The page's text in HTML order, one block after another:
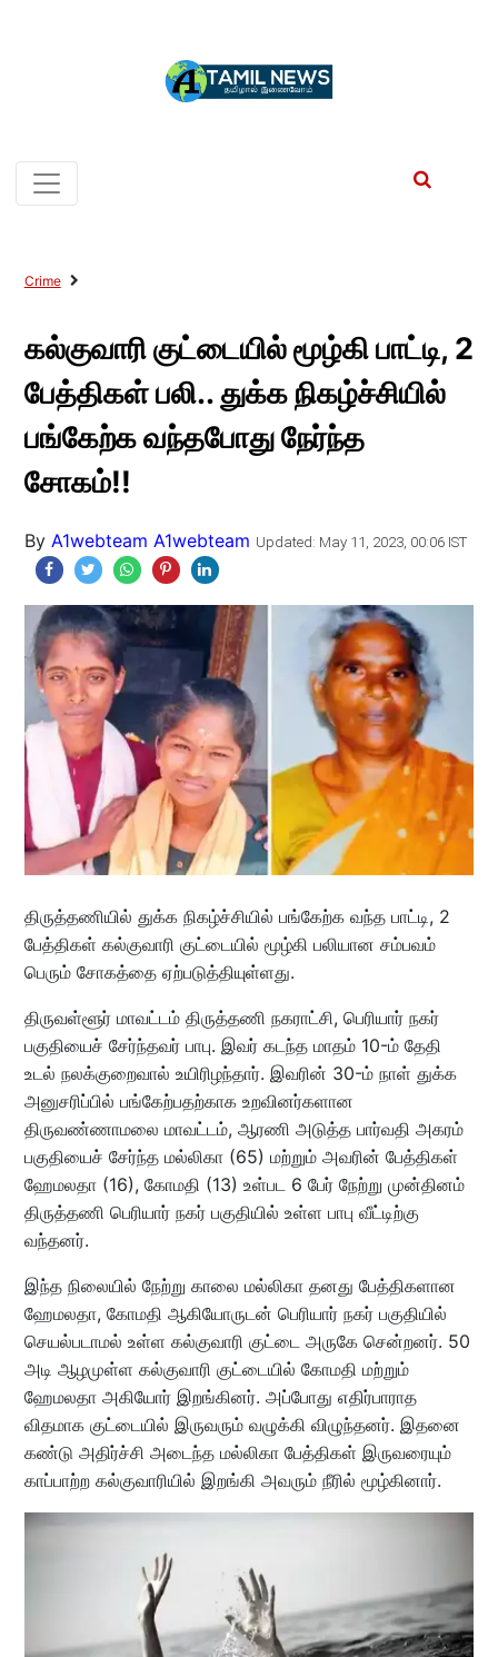
Crime
கல்குவாரி குட்டையில் மூழ்கி பாட்டி, 2
பேத்திகள் பலி.. துக்க நிகழ்ச்சியில்
பங்கேற்க வந்தபோது நேர்ந்த
சோகம்!!
By A1webteam A1webteam Updated: May 11, 2023, 00:06 IST
திருத்தணியில் துக்க நிகழ்ச்சியில் பங்கேற்க வந்த பாட்டி, 2
பேத்திகள் கல்குவாரி குட்டையில் மூழ்கி பலியான சம்பவம்
பெரும் சோகத்தை ஏற்படுத்தியுள்ளது.
திருவள்ளூர் மாவட்டம் திருத்தணி நகராட்சி, பெரியார் நகர்
பகுதியைச் சேர்ந்தவர் பாபு. இவர் கடந்த மாதம் 10-ம் தேதி
உடல் நலக்குறைவால் உயிரிழந்தார். இவரின் 30-ம் நாள் துக்க
அனுசரிப்பில் பங்கேற்பதற்காக உறவினர்களான
திருவண்ணாமலை மாவட்டம், ஆரணி அடுத்த பார்வதி அகரம்
பகுதியைச் சேர்ந்த மல்லிகா (65) மற்றும் அவரின் பேத்திகள்
ஹேமலதா (16), கோமதி (13) உள்பட 6 பேர் நேற்று முன்தினம்
திருத்தணி பெரியார் நகர் பகுதியில் உள்ள பாபு வீட்டிற்கு
வந்தனர்.
இந்த நிலையில் நேற்று காலை மல்லிகா தனது பேத்திகளான
ஹேமலதா, கோமதி ஆகியோருடன் பெரியார் நகர் பகுதியில்
செயல்படாமல் உள்ள கல்குவாரி குட்டை அருகே சென்றனர். 50
அடி ஆழமுள்ள கல்குவாரி குட்டையில் கோமதி மற்றும்
ஹேமலதா அகியோர் இறங்கினர். அப்போது எதிர்பாராத
விதமாக குட்டையில் இருவரும் வழுக்கி விழுந்தனர். இதனை
கண்டு அதிர்ச்சி அடைந்த மல்லிகா பேத்திகள் இருவரையும்
காப்பாற்ற கல்குவாரியில் இறங்கி அவரும் நீரில் மூழ்கினார்.